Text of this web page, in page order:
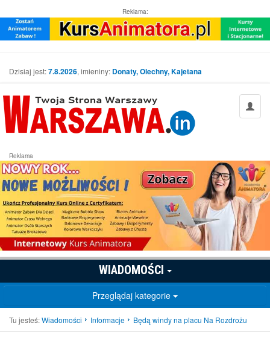
Reklama:
Dzisiaj jest:7.8.2026, imieniny: Donaty, Olechny, Kajetana
Reklama
WIADOMOŚCI
Przeglądaj kategorie
Tu jesteś:Wiadomości Informacje Będą windy na placu Na Rozdrożu